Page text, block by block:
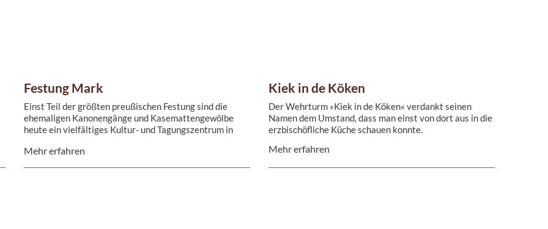
Festung Mark
Einst Teil der größten preußischen Festung sind die
ehemaligen Kanonengänge und Kasemattengewölbe
heute ein vielfältiges Kultur- und Tagungszentrum in
Magdeburger Innenstadt.
Mehr erfahren
Kiek in de Köken
Der Wehrturm »Kiek in de Köken« verdankt seinen
Namen dem Umstand, dass man einst von dort aus in die
erzbischöfliche Küche schauen konnte.
Mehr erfahren